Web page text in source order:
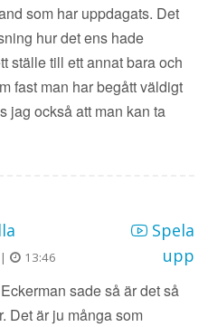
som har uppdagats. Det
hur det ens hade
ställe till ett annat bara och
fast man har begått väldigt
jag också att man kan ta
13:46
Spela
upp
sade så är det så
Det är ju många som